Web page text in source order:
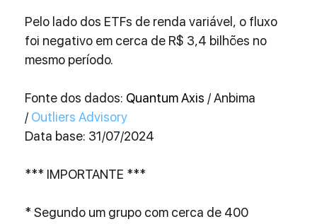
Pelo lado dos ETFs de renda variável, o fluxo
foi negativo em cerca de R$ 3,4 bilhões no
mesmo período.
Fonte dos dados: Quantum Axis / Anbima
/ Outliers Advisory
Data base: 31/07/2024
*** IMPORTANTE ***
* Segundo um grupo com cerca de 400